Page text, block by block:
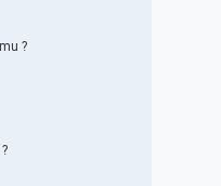
?